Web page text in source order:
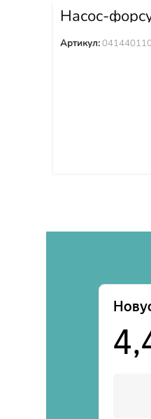
Насос-
0414401105
Артикул: